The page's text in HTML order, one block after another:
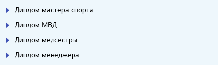
Диплом мастера спорта
Диплом МВД
Диплом медсестры
Диплом менеджера